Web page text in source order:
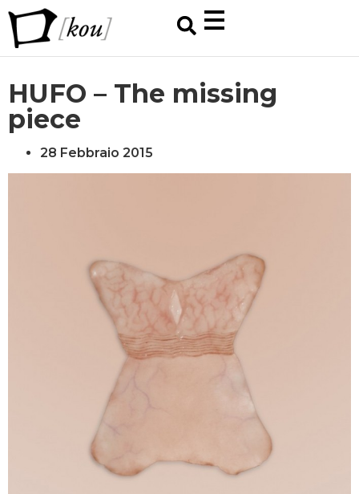
HUFO – The missing
piece
28 Febbraio 2015